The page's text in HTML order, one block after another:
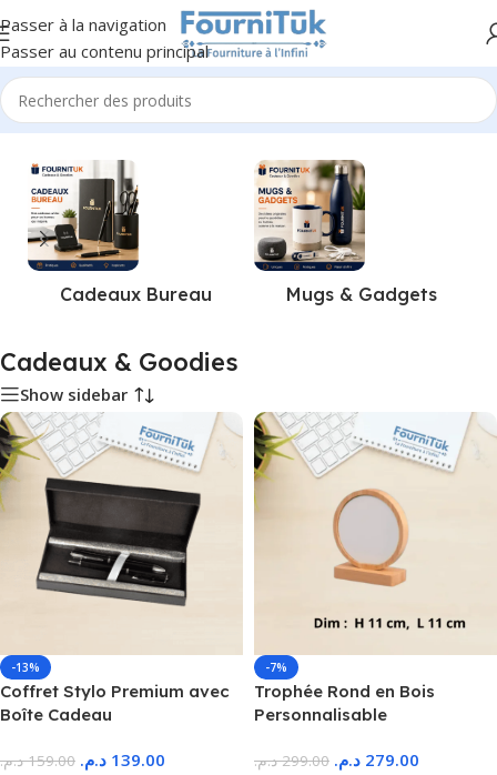
Passer à la navigation
Passer au contenu principal
Accueil/Cadeaux & Goodies
Cadeaux Bureau Mugs & Gadgets
Cadeaux & Goodies
Show sidebar
-13%
Coffret Stylo Premium avec
Boîte Cadeau
159.00 د.م. 139.00 د.م.
-7%
Trophée Rond en Bois
Personnalisable
299.00 د.م. 279.00 د.م.